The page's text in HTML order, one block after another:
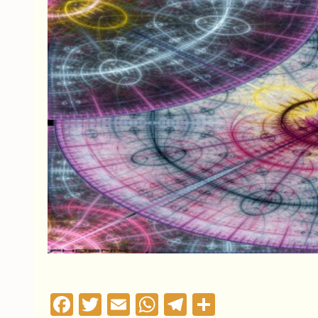
Facebook
Twitter
EmailWhatsApp
Telegram